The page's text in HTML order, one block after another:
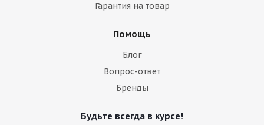
Гарантия на товар
Помощь
Блог
Вопрос-ответ
Бренды
Будьте всегда в курсе!